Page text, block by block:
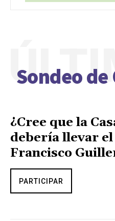
Sondeo de
¿Cree que la
debería llevar
Francisco
PARTICIPAR